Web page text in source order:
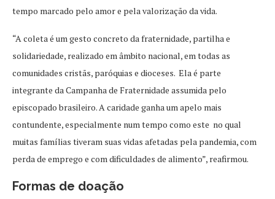
tempo marcado pelo amor e pela valorização da vida.
“A coleta é um gesto concreto da fraternidade, partilha e
solidariedade, realizado em âmbito nacional, em todas as
comunidades cristãs, paróquias e dioceses. Ela é parte
integrante da Campanha de Fraternidade assumida pelo
episcopado brasileiro. A caridade ganha um apelo mais
contundente, especialmente num tempo como este no qual
muitas famílias tiveram suas vidas afetadas pela pandemia, com
perda de emprego e com dificuldades de alimento”, reafirmou.
Formas de doação